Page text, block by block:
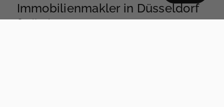
Immobilienmakler in Düsseldorf
Goethestraße 12